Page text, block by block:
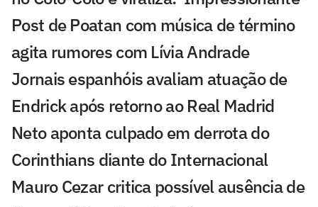
Post de Poatan com música de término
agita rumores com Lívia Andrade
Jornais espanhóis avaliam atuação de
Endrick após retorno ao Real Madrid
Neto aponta culpado em derrota do
Corinthians diante do Internacional
Mauro Cezar critica possível ausência de